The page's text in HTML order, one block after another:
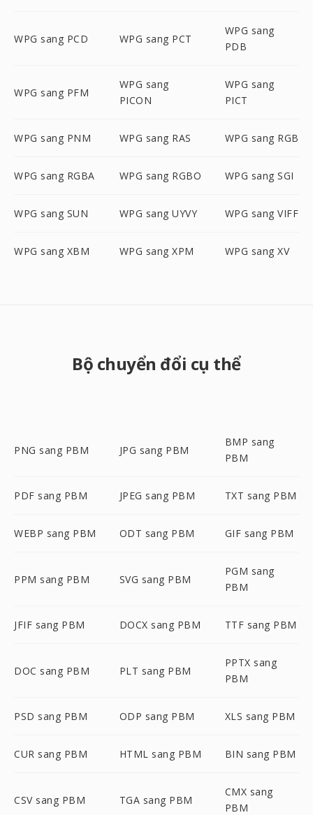
WPG sang PCD WPG sang PCT
WPG sang
PDB
WPG sang PFM
WPG sang
PICON
WPG sang
PICT
WPG sang PNM WPG sang RAS WPG sang RGB
WPG sang RGBA WPG sang RGBO WPG sang SGI
WPG sang SUN WPG sang UYVY WPG sang VIFF
WPG sang XBM WPG sang XPM WPG sang XV
Bộ chuyển đổi cụ thể
PNG sang PBM JPG sang PBM
BMP sang
PBM
PDF sang PBM JPEG sang PBM TXT sang PBM
WEBP sang PBM ODT sang PBM GIF sang PBM
PPM sang PBM SVG sang PBM
PGM sang
PBM
JFIF sang PBM DOCX sang PBM TTF sang PBM
DOC sang PBM PLT sang PBM
PPTX sang
PBM
PSD sang PBM ODP sang PBM XLS sang PBM
CUR sang PBM HTML sang PBM BIN sang PBM
CSV sang PBM TGA sang PBM
CMX sang
PBM